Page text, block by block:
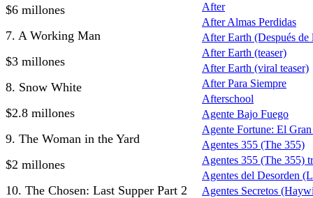
$6 millones
7. A Working Man
$3 millones
8. Snow White
$2.8 millones
9. The Woman in the Yard
$2 millones
10. The Chosen: Last Supper Part 2
After
After Almas Perdidas
After Earth (Después de
After Earth (teaser)
After Earth (viral teaser)
After Para Siempre
Afterschool
Agente Bajo Fuego
Agente Fortune: El
Agentes 355 (The 355)
Agentes 355 (The 355)
Agentes del Desorden
Agentes Secretos